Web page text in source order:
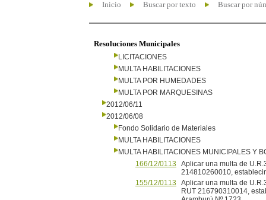
Inicio Buscar por texto Buscar por
Resoluciones Municipales
LICITACIONES
MULTA HABILITACIONES
MULTA POR HUMEDADES
MULTA POR MARQUESINAS
2012/06/11
2012/06/08
Fondo Solidario de Materiales
MULTA HABILITACIONES
MULTA HABILITACIONES MUNICIPALES Y
166/12/0113
Aplicar una multa de
214810260010,
155/12/0113
Aplicar una multa de
RUT 216790310014,